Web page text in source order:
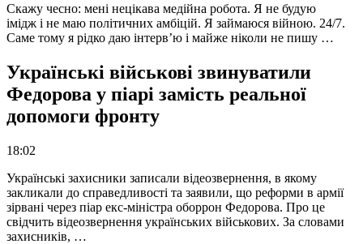
Скажу чесно: мені нецікава медійна робота. Я не будую
імідж і не маю політичних амбіцій. Я займаюся війною. 24/7.
Саме тому я рідко даю інтерв’ю і майже ніколи не пишу …
Українські військові звинуватили
Федорова у піарі замість реальної
допомоги фронту
18:02
Українські захисники записали відеозвернення, в якому
закликали до справедливості та заявили, що реформи в армії
зірвані через піар екс-міністра оборрон Федорова. Про це
свідчить відеозвернення українських військових. За словами
захисників, …